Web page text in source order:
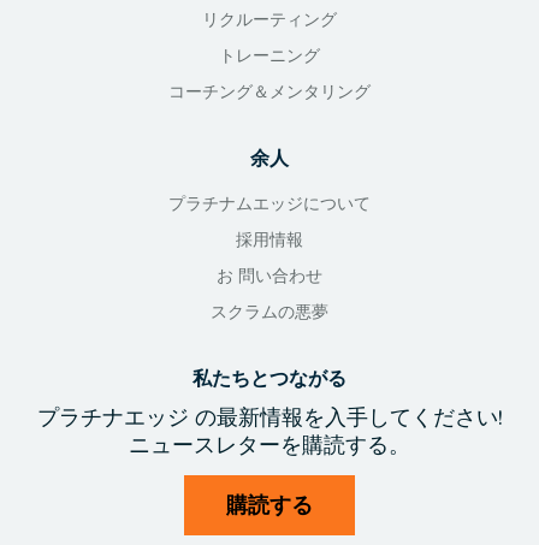
リクルーティング
トレーニング
コーチング＆メンタリング
余人
プラチナムエッジについて
採用情報
お 問い合わせ
スクラムの悪夢
私たちとつながる
プラチナエッジ の最新情報を入手してください!
ニュースレターを購読する。
購読する